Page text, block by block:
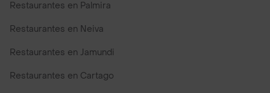
Restaurantes en Palmira
Restaurantes en Neiva
Restaurantes en Jamundi
Restaurantes en Cartago